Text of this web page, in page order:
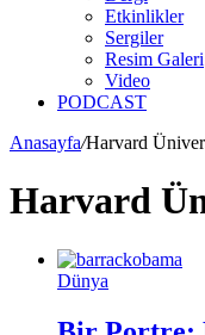
Etkinlikler
Sergiler
Resim Galeri
Video
PODCAST
Anasayfa/Harvard
Harvard
Dünya